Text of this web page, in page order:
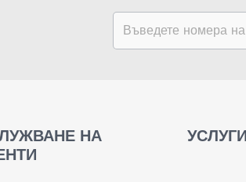
НА
УСЛУГИ